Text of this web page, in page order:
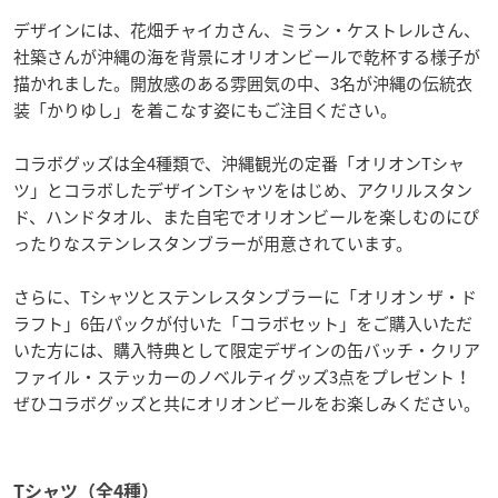
デザインには、花畑チャイカさん、ミラン・ケストレルさん、
社築さんが沖縄の海を背景にオリオンビールで乾杯する様子が
描かれました。開放感のある雰囲気の中、3名が沖縄の伝統衣
装「かりゆし」を着こなす姿にもご注目ください。
コラボグッズは全4種類で、沖縄観光の定番「オリオンTシャ
ツ」とコラボしたデザインTシャツをはじめ、アクリルスタン
ド、ハンドタオル、また自宅でオリオンビールを楽しむのにぴ
ったりなステンレスタンブラーが用意されています。
さらに、Tシャツとステンレスタンブラーに「オリオン ザ・ド
ラフト」6缶パックが付いた「コラボセット」をご購入いただ
いた方には、購入特典として限定デザインの缶バッチ・クリア
ファイル・ステッカーのノベルティグッズ3点をプレゼント！
ぜひコラボグッズと共にオリオンビールをお楽しみください。
Tシャツ（全4種）